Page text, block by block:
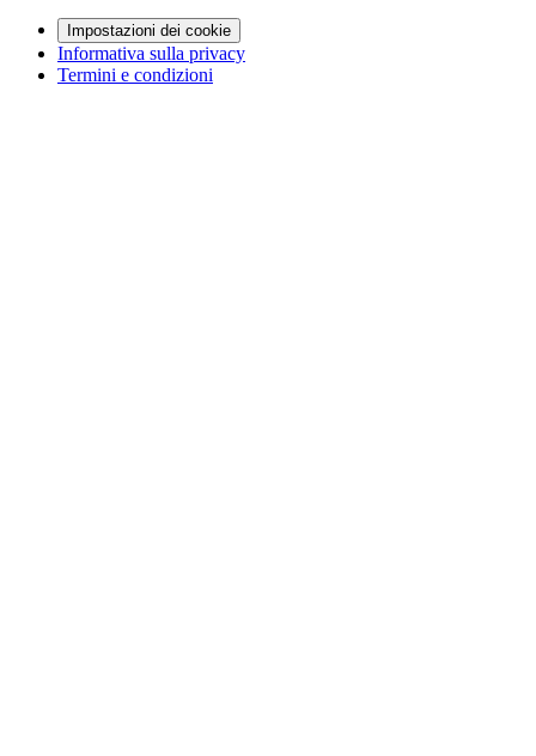
Impostazioni dei cookie
Informativa sulla privacy
Termini e condizioni